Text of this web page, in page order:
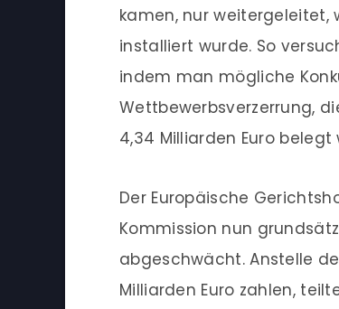
kamen, nur
installiert wurde. So
indem man mögliche
Wettbewerbsverzerrung,
4,34 Milliarden Euro belegt
Der Europäische
Kommission nun
abgeschwächt. Anstelle
Milliarden Euro zahlen,